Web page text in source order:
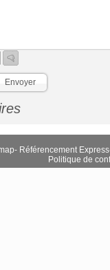
- Référencement Express
Politique de